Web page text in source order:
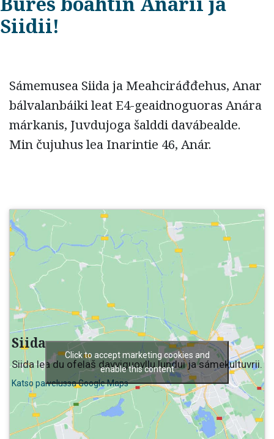
Siidii!
Sámemusea Siida jaMeahciráđđehus, Anar
bálvalanbáikileat E4-geaidnoguoras Anára
márkanis, Juvdujoga šalddi davábealde.
Min čujuhus lea Inarintie 46, Anár.
Siida
Siida lea du ofelaš davviguovllu lundui ja sámekultuvrii.
Katso palvelussa Google Maps
Click to accept marketing cookies and
enable this content